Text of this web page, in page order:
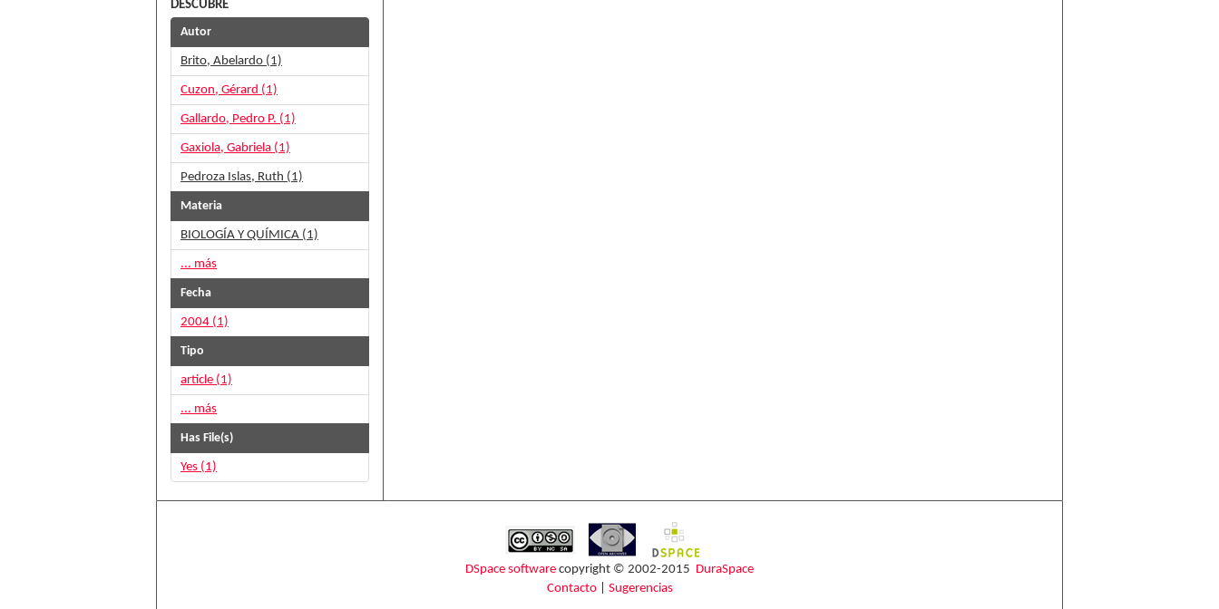
DESCUBRE
Autor
Brito, Abelardo (1)
Cuzon, Gérard (1)
Gallardo, Pedro P. (1)
Gaxiola, Gabriela (1)
Pedroza Islas, Ruth (1)
Materia
BIOLOGÍA Y QUÍMICA (1)
... más
Fecha
2004 (1)
Tipo
article (1)
... más
Has File(s)
Yes (1)
DSpace software copyright © 2002-2015 DuraSpace
Contacto| Sugerencias